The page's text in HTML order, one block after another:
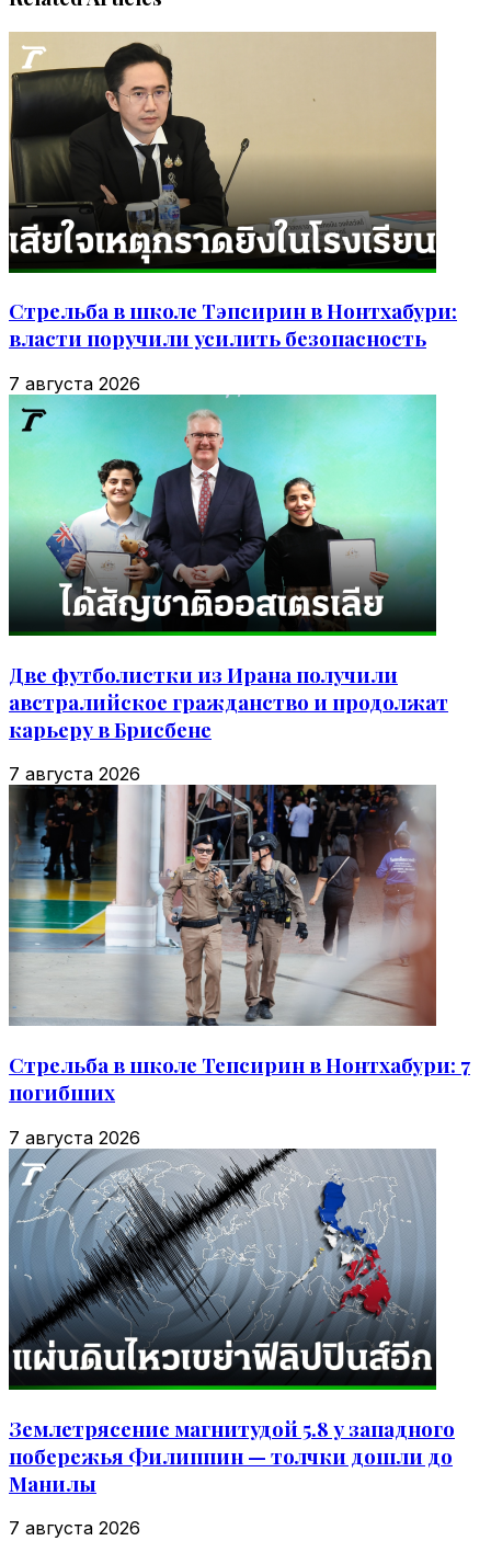
Стрельба в школе Тэпсирин в Нонтхабури:
власти поручили усилить безопасность
7 августа 2026
Две футболистки из Ирана получили
австралийское гражданство и продолжат
карьеру в Брисбене
7 августа 2026
Стрельба в школе Тепсирин в Нонтхабури: 7
погибших
7 августа 2026
Землетрясение магнитудой 5.8 у западного
побережья Филиппин — толчки дошли до
Манилы
7 августа 2026